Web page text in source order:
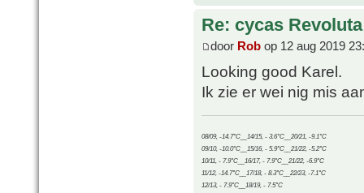
Re: cycas Revoluta
door Rob op 12 aug 2019
Looking good Karel.
Ik zie er wei nig mis
08/09, -14.7°C__14/15, - 3.6°C__20/21, -9.1°C
09/10, -10.0°C__15/16, - 5.9°C__21/22, -5.2°C
10/11, - 7.9°C__16/17, - 7.9°C__21/22, -6.9°C
11/12, -14.7°C__17/18, - 8.3°C__22/23, -7.1°C
12/13, - 7.9°C__18/19, - 7.5°C